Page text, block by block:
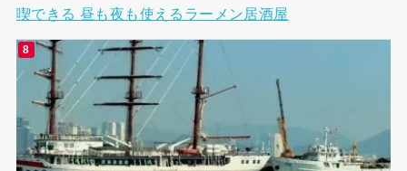
喫できる 昼も夜も使えるラーメン居酒屋